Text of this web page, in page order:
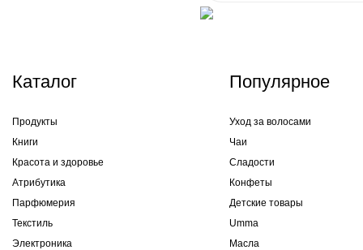
Каталог
Продукты
Книги
Красота и здоровье
Атрибутика
Парфюмерия
Текстиль
Электроника
Популярное
Уход за волосами
Чаи
Сладости
Конфеты
Детские товары
Umma
Масла